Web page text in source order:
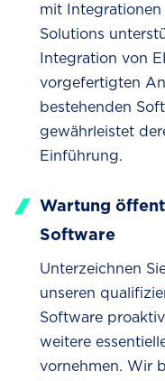
mit
Solutions
Integration von
vorgefertigten
bestehenden
gewährleistet
Einführung.
Wartung
Software
Unterzeichnen
unseren
Software
weitere
vornehmen. Wir